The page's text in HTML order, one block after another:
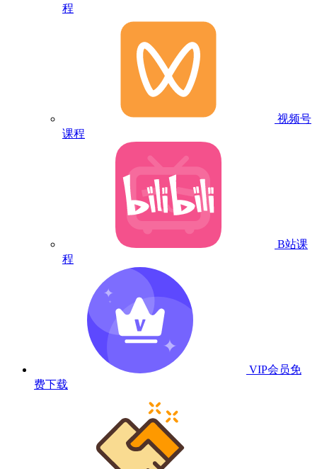
程
视频号
课程
B站课
程
VIP会员免
费下载